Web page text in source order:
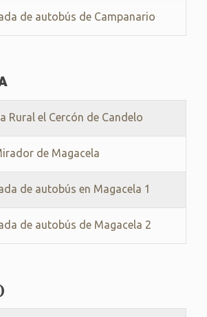
de autobús de Campanario
Rural el Cercón de Candelo
de Magacela
de autobús en Magacela 1
de autobús de Magacela 2